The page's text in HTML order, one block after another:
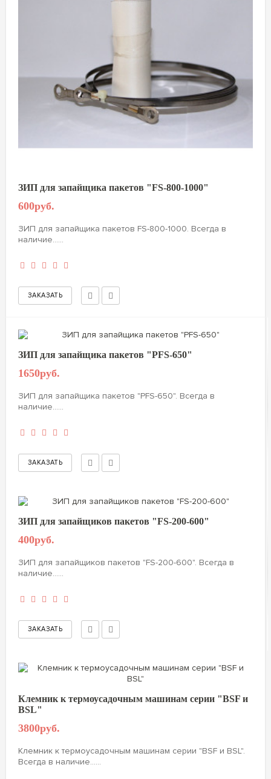
ЗИП для запайщика пакетов "FS-800-1000"
600руб.
ЗИП для запайщика пакетов FS-800-1000. Всегда в
наличие......
ЗИП для запайщика пакетов "РFS-650"
1650руб.
ЗИП для запайщика пакетов "РFS-650". Всегда в
наличие......
ЗИП для запайщиков пакетов "FS-200-600"
400руб.
ЗИП для запайщиков пакетов "FS-200-600". Всегда в
наличие......
Клемник к термоусадочным машинам серии "BSF и
BSL"
3800руб.
Клемник к термоусадочным машинам серии "BSF и BSL".
Всегда в наличие......